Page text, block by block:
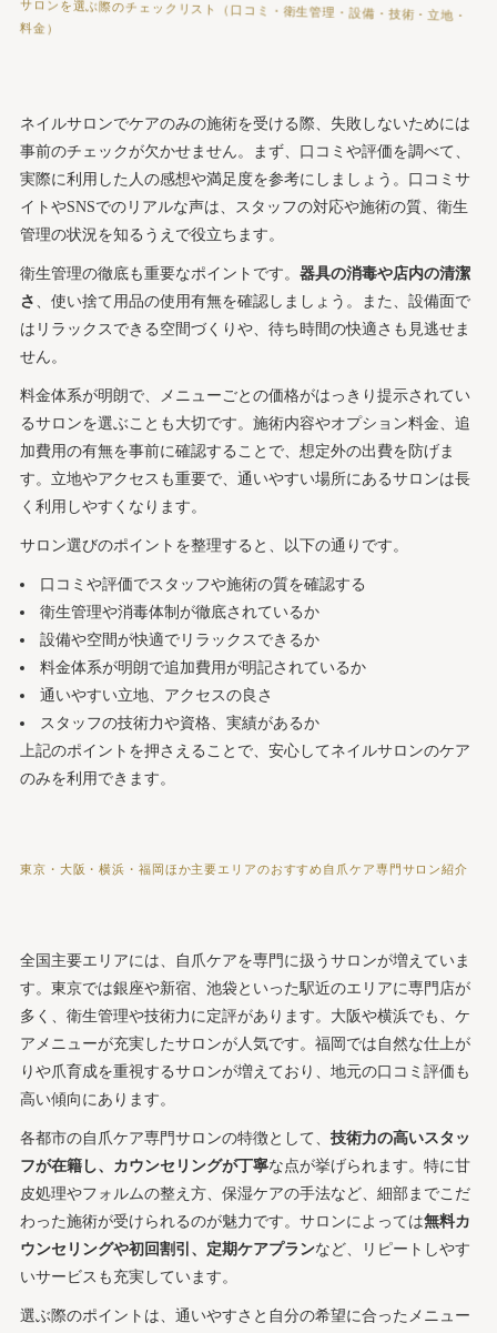
サロンを選ぶ際のチェックリスト（口コミ・衛生管理・設備・技術・立地・
料金）
ネイルサロンでケアのみの施術を受ける際、失敗しないためには
事前のチェックが欠かせません。まず、口コミや評価を調べて、
実際に利用した人の感想や満足度を参考にしましょう。口コミサ
イトやSNSでのリアルな声は、スタッフの対応や施術の質、衛生
管理の状況を知るうえで役立ちます。
衛生管理の徹底も重要なポイントです。 器具の消毒や店内の清潔
さ 、使い捨て用品の使用有無を確認しましょう。また、設備面で
はリラックスできる空間づくりや、待ち時間の快適さも見逃せま
せん。
料金体系が明朗で、メニューごとの価格がはっきり提示されてい
るサロンを選ぶことも大切です。施術内容やオプション料金、追
加費用の有無を事前に確認することで、想定外の出費を防げま
す。立地やアクセスも重要で、通いやすい場所にあるサロンは長
く利用しやすくなります。
サロン選びのポイントを整理すると、以下の通りです。
口コミや評価でスタッフや施術の質を確認する
衛生管理や消毒体制が徹底されているか
設備や空間が快適でリラックスできるか
料金体系が明朗で追加費用が明記されているか
通いやすい立地、アクセスの良さ
スタッフの技術力や資格、実績があるか
上記のポイントを押さえることで、安心してネイルサロンのケア
のみを利用できます。
東京・大阪・横浜・福岡ほか主要エリアのおすすめ自爪ケア専門サロン紹介
全国主要エリアには、自爪ケアを専門に扱うサロンが増えていま
す。東京では銀座や新宿、池袋といった駅近のエリアに専門店が
多く、衛生管理や技術力に定評があります。大阪や横浜でも、ケ
アメニューが充実したサロンが人気です。福岡では自然な仕上が
りや爪育成を重視するサロンが増えており、地元の口コミ評価も
高い傾向にあります。
各都市の自爪ケア専門サロンの特徴として、 技術力の高いスタッ
フが在籍し、カウンセリングが丁寧な点が挙げられます。特に甘
皮処理やフォルムの整え方、保湿ケアの手法など、細部までこだ
わった施術が受けられるのが魅力です。サロンによっては無料カ
ウンセリングや初回割引、定期ケアプランなど、リピートしやす
いサービスも充実しています。
選ぶ際のポイントは、通いやすさと自分の希望に合ったメニュー